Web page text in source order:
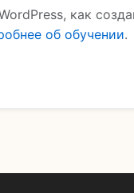
как
об обучении.